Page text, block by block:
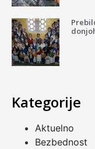
Kategorije
Aktuelno
Bezbednost